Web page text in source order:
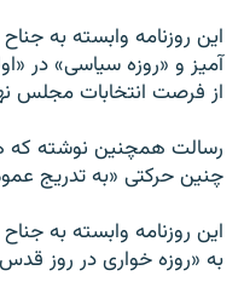
اين روزنامه وابسته به
آميز و «روزه سياسی» در
از فرصت انتخابات مجلس
رسالت همچنين نوشته که
چنين حرکتی «به تدريج
اين روزنامه وابسته به
به «روزه خواری در روز قدس سال ۸۸ و نماز خواندن با کفش»